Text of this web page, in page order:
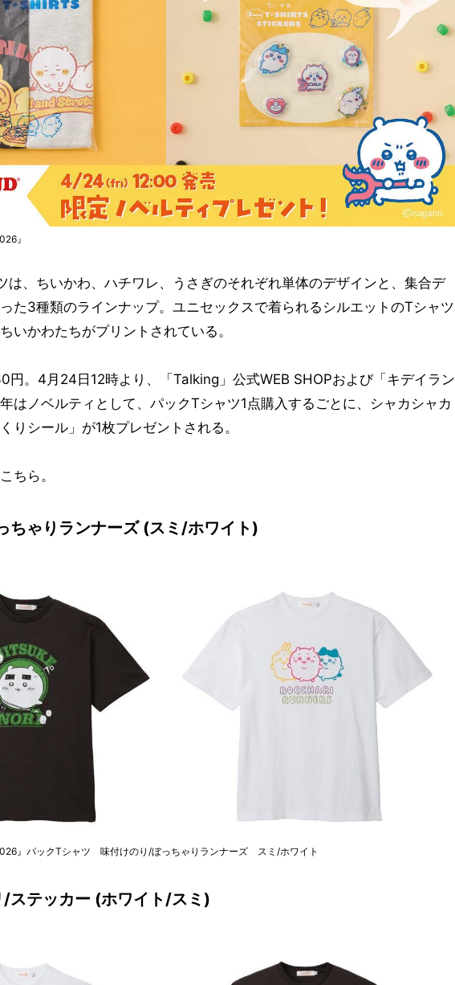
』
は、ちいかわ、ハチワレ、うさぎのそれぞれ単体のデザインと、集合デ
た3種類のラインナップ。ユニセックスで着られるシルエットのTシャツ
いかわたちがプリントされている。
円。4月24日12時より、「Talking」公式WEB SHOPおよび「キデイラン
はノベルティとして、パックTシャツ1点購入するごとに、シャカシャカ
りシール」が1枚プレゼントされる。
ちら。
ちゃりランナーズ (スミ/ホワイト)
』パックTシャツ 味付けのり/ぼっちゃりランナーズ スミ/ホワイト
/ステッカー (ホワイト/スミ)